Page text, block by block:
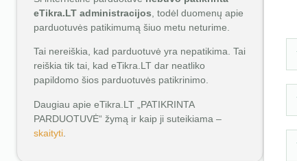
eTikra.LT administracijos , todėl duomenų apie
parduotuvės patikimumą šiuo metu neturime.
Tai nereiškia, kad parduotuvė yra nepatikima. Tai
reiškia tik tai, kad eTikra.LT dar neatliko
papildomo šios parduotuvės patikrinimo.
Daugiau apie eTikra.LT „PATIKRINTA
PARDUOTUVĖ“ žymą ir kaip ji suteikiama –
skaityti